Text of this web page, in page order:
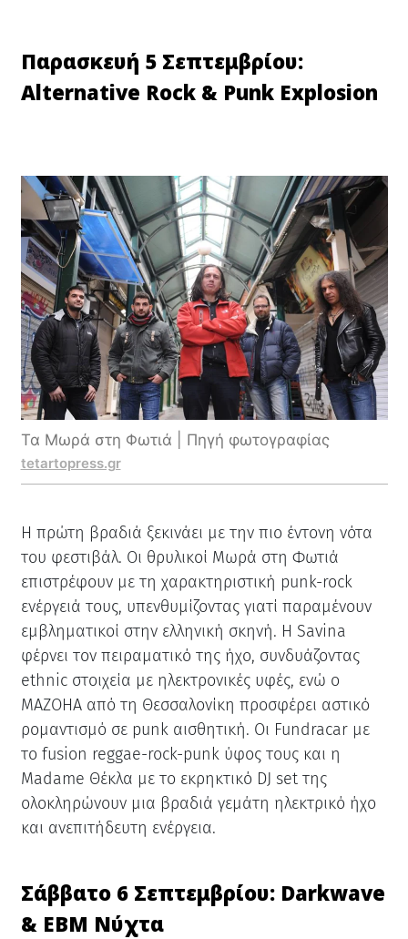
Παρασκευή 5 Σεπτεμβρίου:
Alternative Rock & Punk Explosion
Τα Μωρά στη Φωτιά | Πηγή φωτογραφίας
tetartopress.gr
Η πρώτη βραδιά ξεκινάει με την πιο έντονη νότα
του φεστιβάλ. Οι θρυλικοί Μωρά στη Φωτιά
επιστρέφουν με τη χαρακτηριστική punk-rock
ενέργειά τους, υπενθυμίζοντας γιατί παραμένουν
εμβληματικοί στην ελληνική σκηνή. Η Savina
φέρνει τον πειραματικό της ήχο, συνδυάζοντας
ethnic στοιχεία με ηλεκτρονικές υφές, ενώ ο
MAZOHA από τη Θεσσαλονίκη προσφέρει αστικό
ρομαντισμό σε punk αισθητική. Οι Fundracar με
το fusion reggae-rock-punk ύφος τους και η
Madame Θέκλα με το εκρηκτικό DJ set της
ολοκληρώνουν μια βραδιά γεμάτη ηλεκτρικό ήχο
και ανεπιτήδευτη ενέργεια.
Σάββατο 6 Σεπτεμβρίου: Darkwave
& EBM Νύχτα